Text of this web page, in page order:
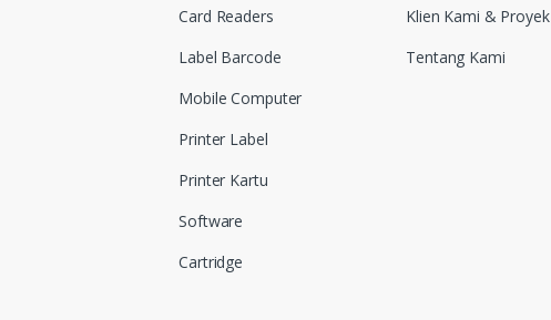
Card Readers
Label Barcode
Mobile Computer
Printer Label
Printer Kartu
Software
Cartridge
Klien Kami & Proyek
Tentang Kami